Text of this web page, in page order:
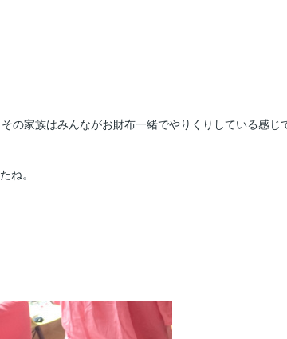
の家族はみんながお財布一緒でやりくりしている感じ
ね。